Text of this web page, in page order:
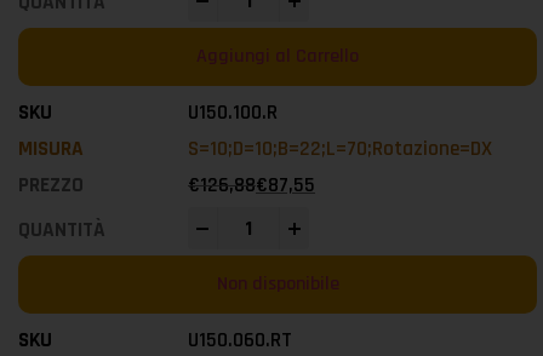
Aggiungi al Carrello
U150.100.R
S=10;D=10;B=22;L=70;Rotazione=DX
€126,88€87,55
Non disponibile
U150.060.RT